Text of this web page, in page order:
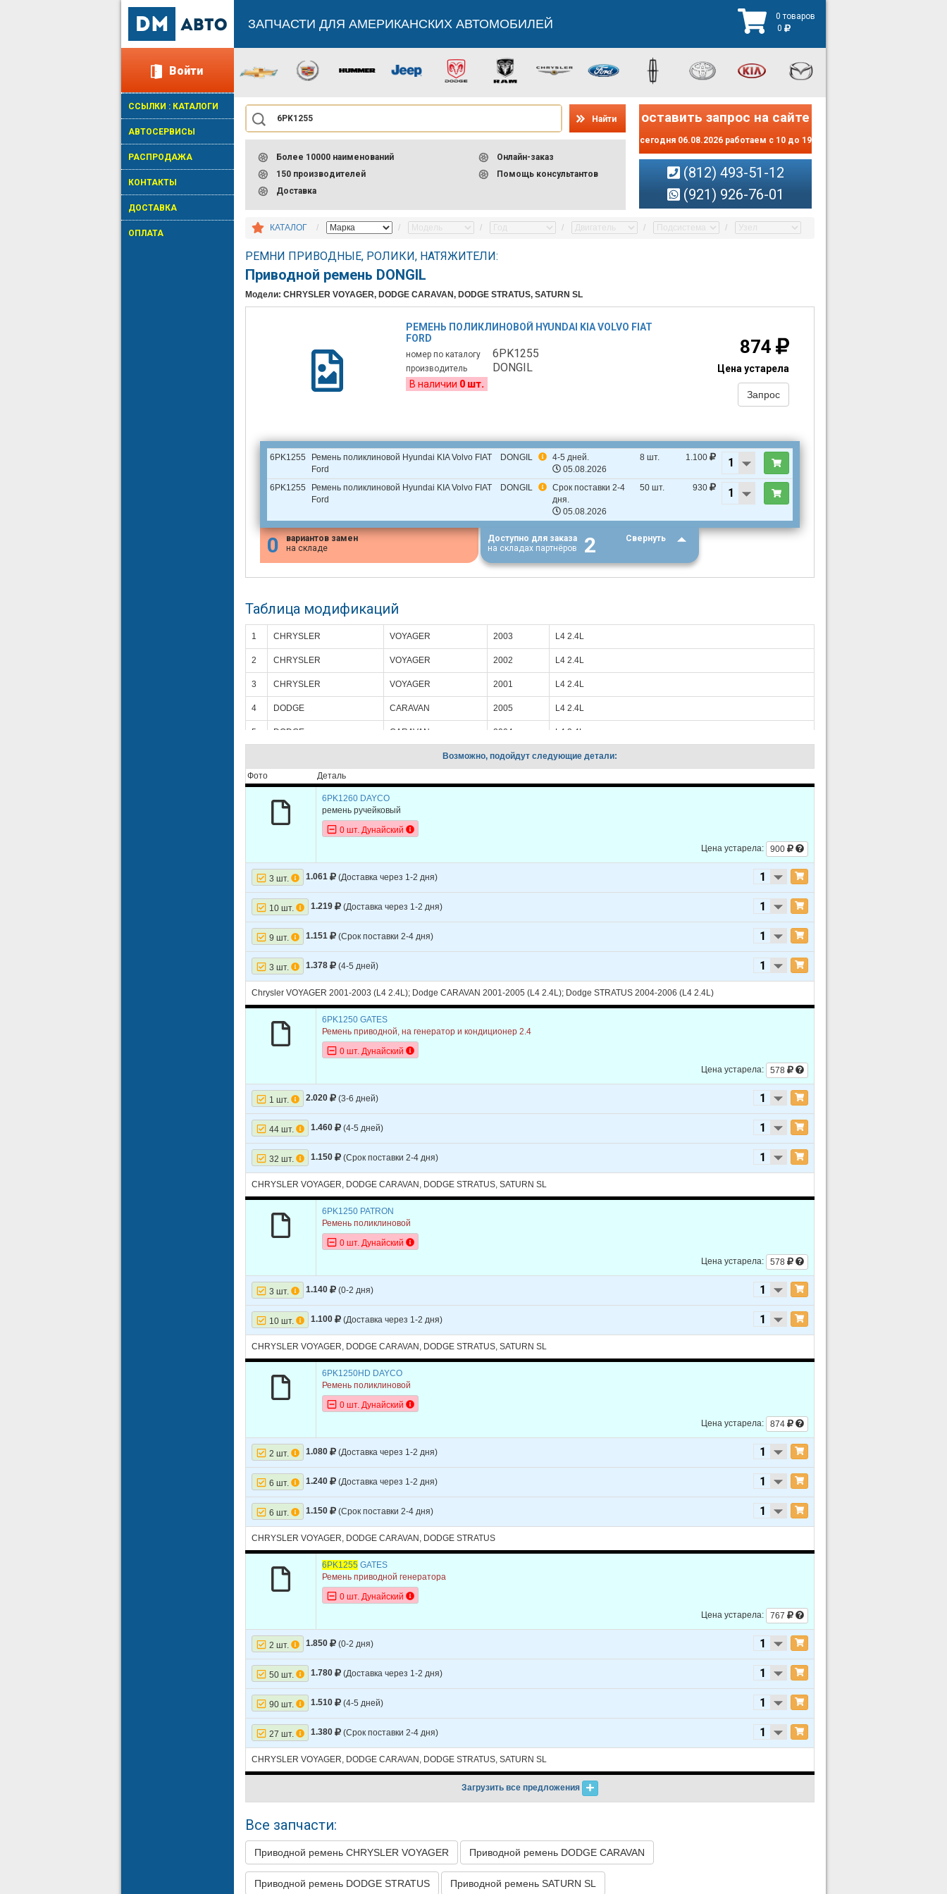
Войти
ССЫЛКИ : КАТАЛОГИ
АВТОСЕРВИСЫ
РАСПРОДАЖА
КОНТАКТЫ
ДОСТАВКА
ОПЛАТА
ЗАПЧАСТИ ДЛЯ АМЕРИКАНСКИХ АВТОМОБИЛЕЙ
0 товаров
0
Найти
Более 10000 наименований
150 производителей
Доставка
Онлайн-заказ
Помощь консультантов
оставить запрос на сайте
сегодня 06.08.2026 работаем с 10 до 19
(812) 493-51-12
(921) 926-76-01
КАТАЛОГ
РЕМНИ ПРИВОДНЫЕ, РОЛИКИ, НАТЯЖИТЕЛИ:
Приводной ремень DONGIL
Модели: CHRYSLER VOYAGER, DODGE CARAVAN, DODGE STRATUS, SATURN SL
РЕМЕНЬ ПОЛИКЛИНОВОЙ HYUNDAI KIA VOLVO FIAT
FORD
номер по каталогу 6PK1255
производитель DONGIL
В наличии 0 шт.
874
Цена устарела
Запрос
6PK1255
Ремень поликлиновой Hyundai KIA Volvo FIAT
Ford
DONGIL
4-5 дней.
05.08.2026
8 шт. 1.100
6PK1255
Ремень поликлиновой Hyundai KIA Volvo FIAT
Ford
DONGIL
Срок поставки 2-4
дня.
05.08.2026
50 шт. 930
0
вариантов замен
на складе
Доступно для заказа
на складах партнёров
2 Свернуть
Таблица модификаций
1 CHRYSLER VOYAGER 2003 L4 2.4L
2 CHRYSLER VOYAGER 2002 L4 2.4L
3 CHRYSLER VOYAGER 2001 L4 2.4L
4 DODGE CARAVAN 2005 L4 2.4L
5 DODGE CARAVAN 2004 L4 2.4L
2003 L4 2.4L
7
DODGE CARAVAN
DODGE STRATUS
11 DODGE STRATUS
12 DODGE
13 DODGE STRATUS 2005 L4 2.4L TURBO - Turbocharged
14 DODGE
15 DODGE
16 DODGE STRATUS 2004 L4 2.4L TURBO - Turbocharged
Возможно, подойдут следующие детали:
Фото
Деталь
6PK1260 DAYCO
ремень ручейковый
0 шт. Дунайский
Цена устарела:
900
3 шт. 1.061 (Доставка через 1-2 дня)
10 шт. 1.219 (Доставка через 1-2 дня)
9 шт. 1.151 (Срок поставки 2-4 дня)
3 шт. 1.378 (4-5 дней)
Chrysler VOYAGER 2001-2003 (L4 2.4L); Dodge CARAVAN 2001-2005 (L4 2.4L); Dodge STRATUS 2004-2006 (L4 2.4L)
6PK1250 GATES
Ремень приводной, на генератор и кондиционер 2.4
0 шт. Дунайский
Цена устарела:
578
1 шт. 2.020 (3-6 дней)
44 шт. 1.460 (4-5 дней)
32 шт. 1.150 (Срок поставки 2-4 дня)
CHRYSLER VOYAGER, DODGE CARAVAN, DODGE STRATUS, SATURN SL
6PK1250 PATRON
Ремень поликлиновой
0 шт. Дунайский
Цена устарела:
578
3 шт. 1.140 (0-2 дня)
10 шт. 1.100 (Доставка через 1-2 дня)
CHRYSLER VOYAGER, DODGE CARAVAN, DODGE STRATUS, SATURN SL
6PK1250HD DAYCO
Ремень поликлиновой
0 шт. Дунайский
Цена устарела:
874
2 шт. 1.080 (Доставка через 1-2 дня)
6 шт. 1.240 (Доставка через 1-2 дня)
6 шт. 1.150 (Срок поставки 2-4 дня)
CHRYSLER VOYAGER, DODGE CARAVAN, DODGE STRATUS
6PK1255 GATES
Ремень приводной генератора
0 шт. Дунайский
Цена устарела:
767
2 шт. 1.850 (0-2 дня)
50 шт. 1.780 (Доставка через 1-2 дня)
90 шт. 1.510 (4-5 дней)
27 шт. 1.380 (Срок поставки 2-4 дня)
CHRYSLER VOYAGER, DODGE CARAVAN, DODGE STRATUS, SATURN SL
Загрузить все предложения
Все запчасти:
Приводной ремень CHRYSLER VOYAGER Приводной ремень DODGE CARAVAN
Приводной ремень DODGE STRATUS Приводной ремень SATURN SL